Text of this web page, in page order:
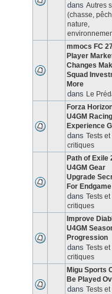
dans Autres
(chasse,
nature,
mmocs FC
Player
Changes
Squad
More
dans Le
Forza
U4GM Racing
Experience
dans Tests et
critiques
Path of Exile
U4GM Gear
Upgrade
For Endgame
dans Tests et
critiques
Improve
U4GM
Progression
dans Tests et
critiques
Migu Sports
Be Played
dans Tests et